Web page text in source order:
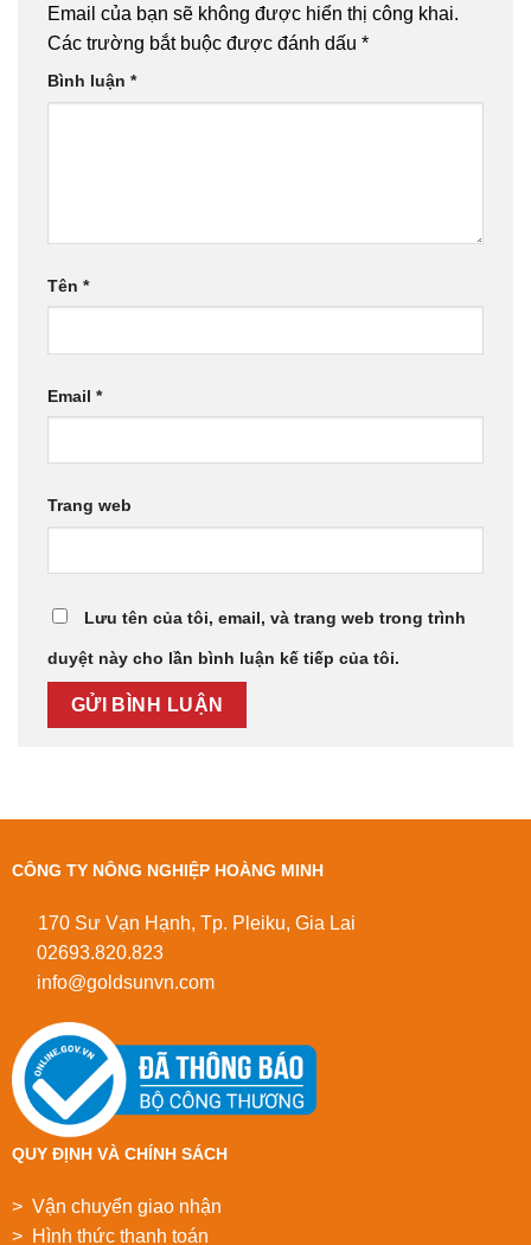
Email của bạn sẽ không được hiển thị công khai.
Các trường bắt buộc được đánh dấu *
Bình luận *
Tên *
Email *
Trang web
Lưu tên của tôi, email, và trang web trong trình
duyệt này cho lần bình luận kế tiếp của tôi.
CÔNG TY NÔNG NGHIỆP HOÀNG MINH
170 Sư Vạn Hạnh, Tp. Pleiku, Gia Lai
02693.820.823
info@goldsunvn.com
QUY ĐỊNH VÀ CHÍNH SÁCH
> Vận chuyển giao nhận
> Hình thức thanh toán